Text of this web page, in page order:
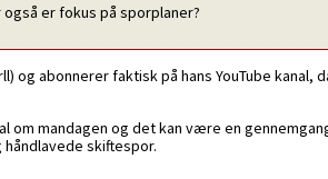
også er fokus på sporplaner?
og abonnerer faktisk på hans YouTube
om mandagen og det kan være en
skiftespor.